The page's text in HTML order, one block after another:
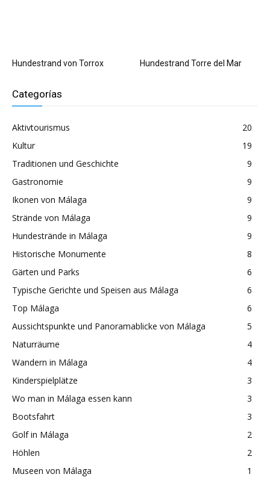
Hundestrand von Torrox Hundestrand Torre del Mar
Categorías
Aktivtourismus
20
Kultur
19
Traditionen und Geschichte
9
Gastronomie
9
Ikonen von Málaga
9
Strände von Málaga
9
Hundestrände in Málaga
9
Historische Monumente
8
Gärten und Parks
6
Typische Gerichte und Speisen aus Málaga
6
Top Málaga
6
Aussichtspunkte und Panoramablicke von Málaga
5
Naturräume
4
Wandern in Málaga
4
Kinderspielplätze
3
Wo man in Málaga essen kann
3
Bootsfahrt
3
Golf in Málaga
2
Höhlen
2
Museen von Málaga
1